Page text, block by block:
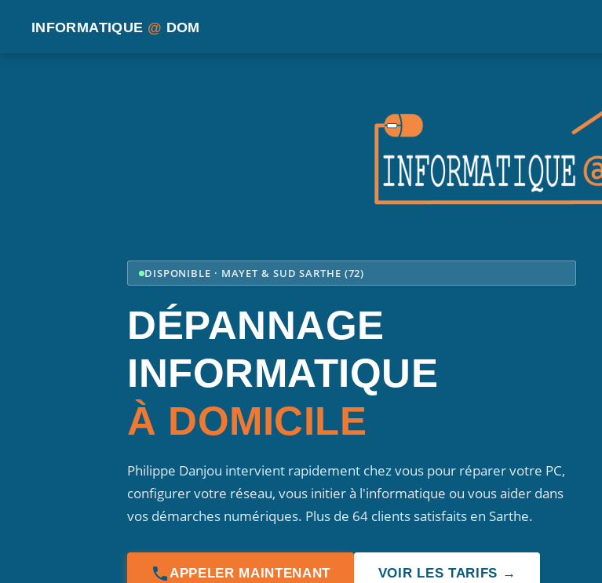
INFORMATIQUE @ DOM
DISPONIBLE · MAYET & SUD SARTHE (72)
DÉPANNAGE
INFORMATIQUE
À DOMICILE
Philippe Danjou intervient rapidement chez vous pour réparer votre PC,
configurer votre réseau, vous initier à l'informatique ou vous aider dans
vos démarches numériques. Plus de 64 clients satisfaits en Sarthe.
APPELER MAINTENANT VOIR LES TARIFS →